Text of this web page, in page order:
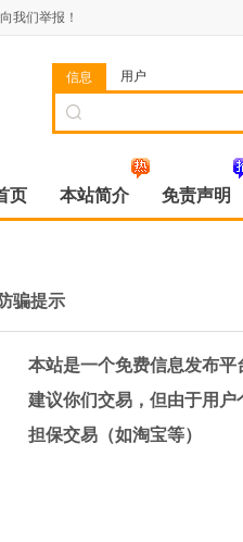
我们举报！
信息 用户
页 本站简介 免责声明
防骗提示
本站是一个免费信息发布
建议你们交易，但由于用
担保交易（如淘宝等）